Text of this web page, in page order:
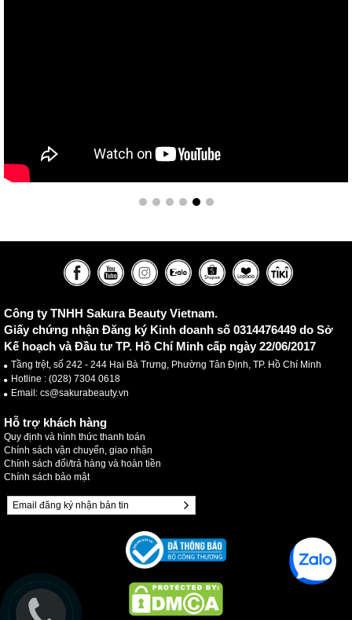
Công ty TNHH Sakura Beauty Vietnam.
Giấy chứng nhận Đăng ký Kinh doanh số 0314476449 do Sở
Kế hoạch và Đầu tư TP. Hồ Chí Minh cấp ngày 22/06/2017
Tầng trệt, số 242 - 244 Hai Bà Trưng, Phường Tân Định, TP. Hồ Chí Minh
Hotline : (028) 7304 0618
Email: cs@sakurabeauty.vn
Hỗ trợ khách hàng
Quy định và hình thức thanh toán
Chính sách vận chuyển, giao nhận
Chính sách đổi/trả hàng và hoàn tiền
Chính sách bảo mật